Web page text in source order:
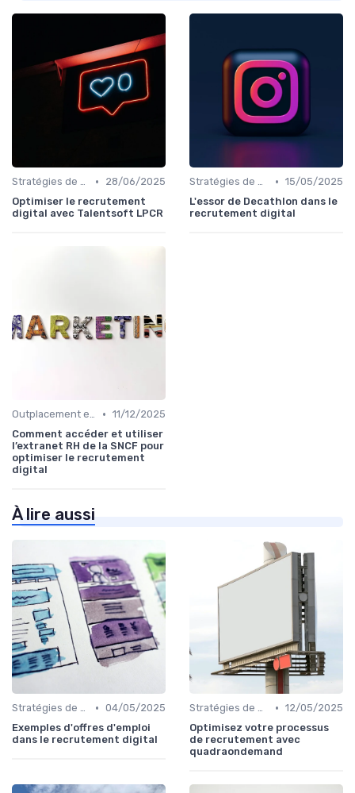
Stratégies de Recrutement Digital •
28/06/2025
Optimiser le recrutement
digital avec Talentsoft LPCR
Stratégies de Recrutement Digital • 15/05/2025
L'essor de Decathlon dans le
recrutement digital
Outplacement et Conseil RH • 11/12/2025
Comment accéder et utiliser
l’extranet RH de la SNCF pour
optimiser le recrutement
digital
À lire aussi
Stratégies de Recrutement Digital • 04/05/2025
Exemples d'offres d'emploi
dans le recrutement digital
Stratégies de Recrutement Digital • 12/05/2025
Optimisez votre processus
de recrutement avec
quadraondemand